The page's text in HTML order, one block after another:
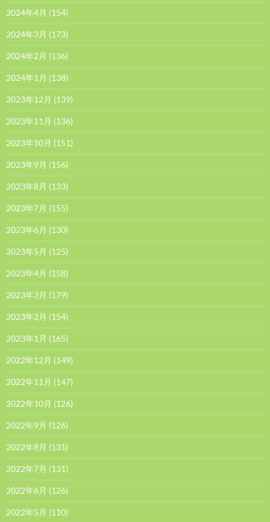
2024年4月 (154)
2024年3月 (173)
2024年2月 (136)
2024年1月 (138)
2023年12月 (139)
2023年11月 (136)
2023年10月 (151)
2023年9月 (156)
2023年8月 (133)
2023年7月 (155)
2023年6月 (130)
2023年5月 (125)
2023年4月 (158)
2023年3月 (179)
2023年2月 (154)
2023年1月 (165)
2022年12月 (149)
2022年11月 (147)
2022年10月 (126)
2022年9月 (126)
2022年8月 (131)
2022年7月 (131)
2022年6月 (126)
2022年5月 (110)